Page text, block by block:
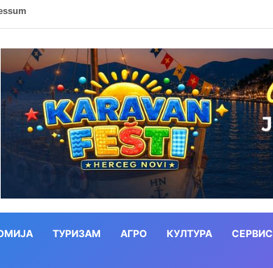
ТУРИЗАМ АГРО КУЛТУРА СЕРВИС